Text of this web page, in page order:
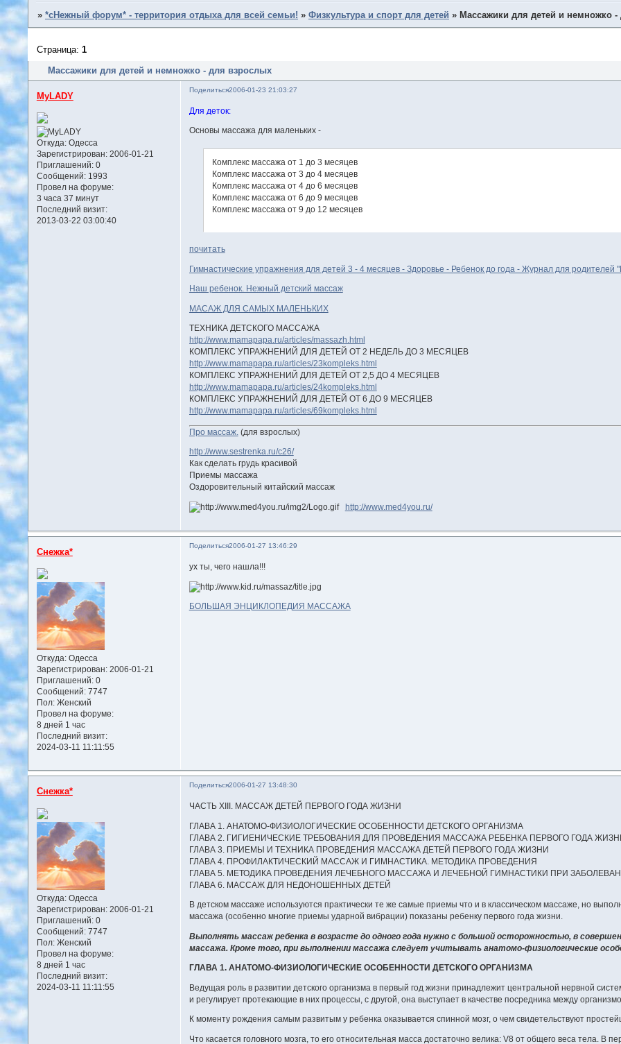
» *сНежный форум* - территория отдыха для всей семьи! » Физкультура и спорт для детей » Массажики для детей и немножко
Массажики для детей и немножко - для взрослых
Страница: 1
Поделиться2006-01-23 21:03:27
MyLADY
Откуда:Одесса
Зарегистрирован: 2006-01-21
Приглашений:0
Сообщений:1993
Провел на форуме:
3 часа 37 минут
Последний визит:
2013-03-22 03:00:40
Для деток:
Основы массажа для маленьких -
Комплекс массажа от 1 до 3 месяцев
Комплекс массажа от 3 до 4 месяцев
Комплекс массажа от 4 до 6 месяцев
Комплекс массажа от 6 до 9 месяцев
Комплекс массажа от 9 до 12 месяцев
почитать
Гимнастические упражнения для детей 3 - 4 месяцев - Здоровье - Ребенок до года - Журнал для
Наш ребенок. Нежный детский массаж
МАСАЖ ДЛЯ САМЫХ МАЛЕНЬКИХ
ТЕХНИКА ДЕТСКОГО МАССАЖА
http://www.mamapapa.ru/articles/massazh.html
КОМПЛЕКС УПРАЖНЕНИЙ ДЛЯ ДЕТЕЙ ОТ 2 НЕДЕЛЬ ДО 3 МЕСЯЦЕВ
http://www.mamapapa.ru/articles/23kompleks.html
КОМПЛЕКС УПРАЖНЕНИЙ ДЛЯ ДЕТЕЙ ОТ 2,5 ДО 4 МЕСЯЦЕВ
http://www.mamapapa.ru/articles/24kompleks.html
КОМПЛЕКС УПРАЖНЕНИЙ ДЛЯ ДЕТЕЙ ОТ 6 ДО 9 МЕСЯЦЕВ
http://www.mamapapa.ru/articles/69kompleks.html
Про массаж. (для взрослых)
http://www.sestrenka.ru/c26/
Как сделать грудь красивой
Приемы массажа
Оздоровительный китайский массаж
http://www.med4you.ru/
Поделиться2006-01-27 13:46:29
Снежка*
Откуда:Одесса
Зарегистрирован: 2006-01-21
Приглашений:0
Сообщений:7747
Пол:Женский
Провел на форуме:
8 дней 1 час
Последний визит:
2024-03-11 11:11:55
ух ты, чего нашла!!!
БОЛЬШАЯ ЭНЦИКЛОПЕДИЯ МАССАЖА
Поделиться2006-01-27 13:48:30
Снежка*
Откуда:Одесса
Зарегистрирован: 2006-01-21
Приглашений:0
Сообщений:7747
Пол:Женский
Провел на форуме:
8 дней 1 час
Последний визит:
2024-03-11 11:11:55
ЧАСТЬ XIII. МАССАЖ ДЕТЕЙ ПЕРВОГО ГОДА ЖИЗНИ
ГЛАВА 1. АНАТОМО-ФИЗИОЛОГИЧЕСКИЕ ОСОБЕННОСТИ ДЕТСКОГО ОРГАНИЗМА
ГЛАВА 2. ГИГИЕНИЧЕСКИЕ ТРЕБОВАНИЯ ДЛЯ ПРОВЕДЕНИЯ МАССАЖА РЕБЕНКА ПЕРВОГО ГОДА
ГЛАВА 3. ПРИЕМЫ И ТЕХНИКА ПРОВЕДЕНИЯ МАССАЖА ДЕТЕЙ ПЕРВОГО ГОДА ЖИЗНИ
ГЛАВА 4. ПРОФИЛАКТИЧЕСКИЙ МАССАЖ И ГИМНАСТИКА. МЕТОДИКА ПРОВЕДЕНИЯ
ГЛАВА 5. МЕТОДИКА ПРОВЕДЕНИЯ ЛЕЧЕБНОГО МАССАЖА И ЛЕЧЕБНОЙ ГИМНАСТИКИ ПРИ
ГЛАВА 6. МАССАЖ ДЛЯ НЕДОНОШЕННЫХ ДЕТЕЙ
В детском массаже используются практически те же самые приемы что и в классическом массаже, но
массажа (особенно многие приемы ударной вибрации) показаны ребенку первого года жизни.
Выполнять массаж ребенка в возрасте до одного года нужно с большой осторожностью, в
массажа. Кроме того, при выполнении массажа следует учитывать анатомо-физиологические
ГЛАВА 1. АНАТОМО-ФИЗИОЛОГИЧЕСКИЕ ОСОБЕННОСТИ ДЕТСКОГО ОРГАНИЗМА
Ведущая роль в развитии детского организма в первый год жизни принадлежит центральной нервной
и регулирует протекающие в них процессы, с другой, она выступает в качестве посредника между
К моменту рождения самым развитым у ребенка оказывается спинной мозг, о чем свидетельствуют
Что касается головного мозга, то его относительная масса достаточно велика: V8 от общего веса тела. В